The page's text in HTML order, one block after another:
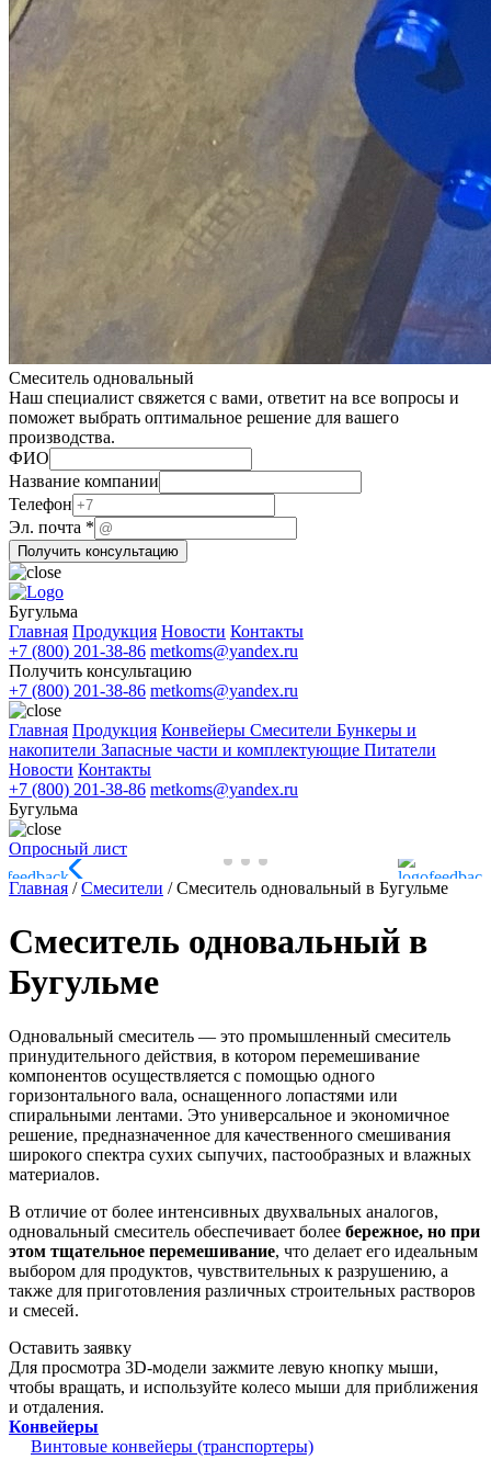
Смеситель одновальный
Наш специалист свяжется с вами, ответит на все вопросы и
поможет выбрать оптимальное решение для вашего
производства.
ФИО
Название компании
Название
компании
ФИО
Телефон
Эл. почта *
Получить консультацию
Бугульма
Главная Продукция Новости Контакты
+7 (800) 201-38-86 metkoms@yandex.ru
Получить консультацию
+7 (800) 201-38-86 metkoms@yandex.ru
Главная Продукция Конвейеры Смесители Бункеры и
накопители Запасные части и комплектующие Питатели
Новости Контакты
+7 (800) 201-38-86 metkoms@yandex.ru
Бугульма
Опросный лист
Главная /Смесители /Смеситель одновальный в Бугульме
Смеситель одновальный в
Бугульме
Одновальный смеситель — это промышленный смеситель
принудительного действия, в котором перемешивание
компонентов осуществляется с помощью одного
горизонтального вала, оснащенного лопастями или
спиральными лентами. Это универсальное и экономичное
решение, предназначенное для качественного смешивания
широкого спектра сухих сыпучих, пастообразных и влажных
материалов.
В отличие от более интенсивных двухвальных аналогов,
одновальный смеситель обеспечивает более бережное, но при
этом тщательное перемешивание, что делает его идеальным
выбором для продуктов, чувствительных к разрушению, а
также для приготовления различных строительных растворов
и смесей.
Оставить заявку
Для просмотра 3D-модели зажмите левую кнопку мыши,
чтобы вращать, и используйте колесо мыши для приближения
и отдаления.
Конвейеры
Винтовые конвейеры (транспортеры)